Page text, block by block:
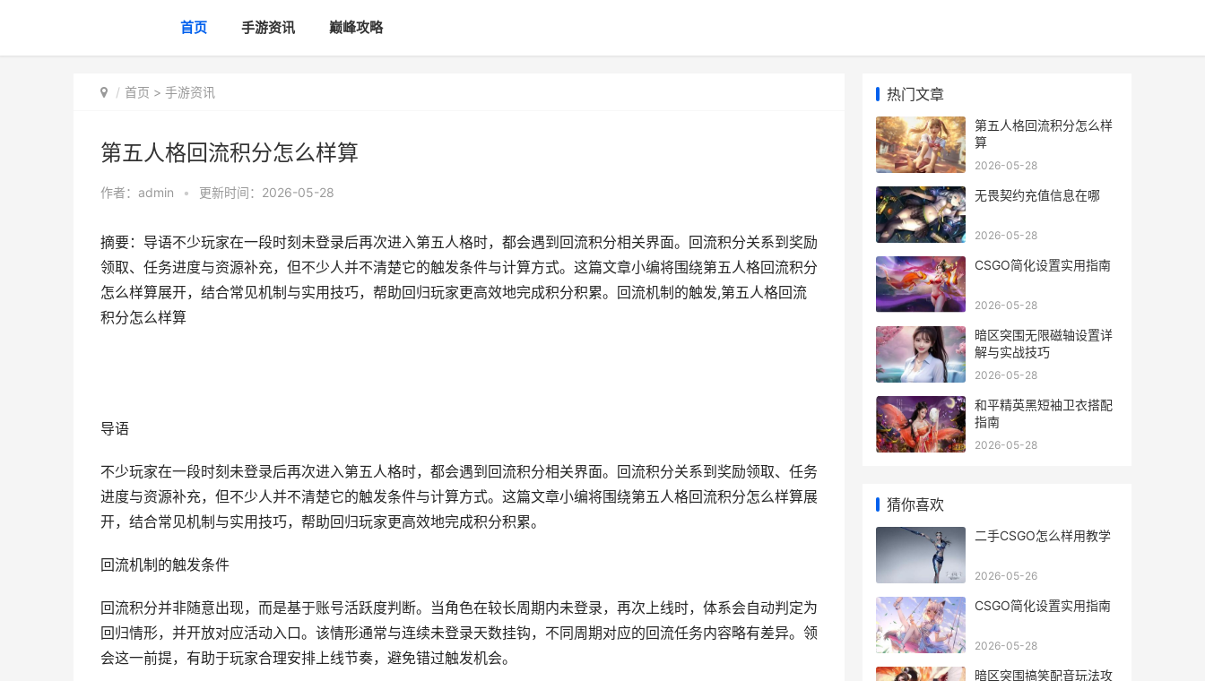
首页 手游资讯 巅峰攻略
首页 > 手游资讯
第五人格回流积分怎么样算
作者： admin • 更新时间：2026-05-28
摘要：导语不少玩家在一段时刻未登录后再次进入第五人格时，都会遇到回流积分相关界面。回流积分关系到奖励
领取、任务进度与资源补充，但不少人并不清楚它的触发条件与计算方式。这篇文章小编将围绕第五人格回流积分
怎么样算展开，结合常见机制与实用技巧，帮助回归玩家更高效地完成积分积累。回流机制的触发,第五人格回流
积分怎么样算
导语
不少玩家在一段时刻未登录后再次进入第五人格时，都会遇到回流积分相关界面。回流积分关系到奖励领取、任务
进度与资源补充，但不少人并不清楚它的触发条件与计算方式。这篇文章小编将围绕第五人格回流积分怎么样算展
开，结合常见机制与实用技巧，帮助回归玩家更高效地完成积分积累。
回流机制的触发条件
回流积分并非随意出现，而是基于账号活跃度判断。当角色在较长周期内未登录，再次上线时，体系会自动判定为
回归情形，并开放对应活动入口。该情形通常与连续未登录天数挂钩，不同周期对应的回流任务内容略有差异。领
会这一前提，有助于玩家合理安排上线节奏，避免错过触发机会。
热门文章
第五人格回流积分怎么样
算
2026-05-28
无畏契约充值信息在哪
2026-05-28
CSGO简化设置实用指南
2026-05-28
暗区突围无限磁轴设置详
解与实战技巧
2026-05-28
和平精英黑短袖卫衣搭配
指南
2026-05-28
猜你喜欢
二手CSGO怎么样用教学
2026-05-26
CSGO简化设置实用指南
2026-05-28
暗区突围搞笑配音玩法攻